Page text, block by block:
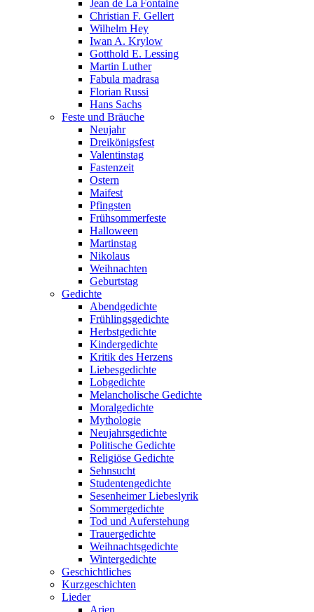
Jean de La Fontaine
Christian F. Gellert
Wilhelm Hey
Iwan A. Krylow
Gotthold E. Lessing
Martin Luther
Fabula madrasa
Florian Russi
Hans Sachs
Feste und Bräuche
Neujahr
Dreikönigsfest
Valentinstag
Fastenzeit
Ostern
Maifest
Pfingsten
Frühsommerfeste
Halloween
Martinstag
Nikolaus
Weihnachten
Geburtstag
Gedichte
Abendgedichte
Frühlingsgedichte
Herbstgedichte
Kindergedichte
Kritik des Herzens
Liebesgedichte
Lobgedichte
Melancholische Gedichte
Moralgedichte
Mythologie
Neujahrsgedichte
Politische Gedichte
Religiöse Gedichte
Sehnsucht
Studentengedichte
Sesenheimer Liebeslyrik
Sommergedichte
Tod und Auferstehung
Trauergedichte
Weihnachtsgedichte
Wintergedichte
Geschichtliches
Kurzgeschichten
Lieder
Arien